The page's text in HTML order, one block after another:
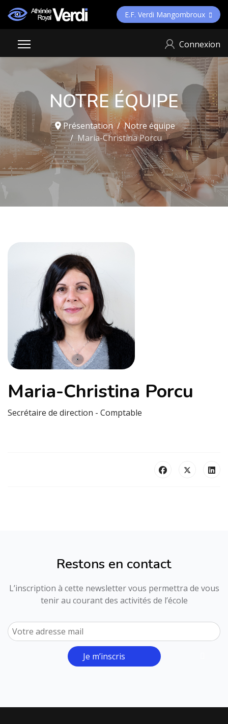
E.F. Verdi Mangombroux
Connexion
NOTRE ÉQUIPE
Présentation
Notre équipe
Maria-Christina Porcu
Maria-Christina Porcu
Secrétaire de direction - Comptable
Restons en contact
L’inscription à cette newsletter vous permettra de vous
tenir au courant des activités de l’école
Je m’inscris